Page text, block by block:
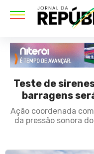
Teste de
barragens
Ação coordenada
da pressão sonora